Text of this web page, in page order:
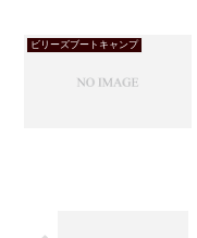
ビリーズブートキャンプ